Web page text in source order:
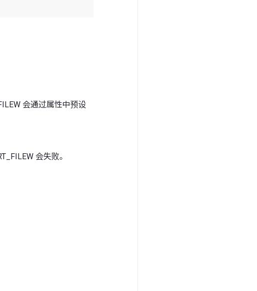
会通过属性中预设
会失败。